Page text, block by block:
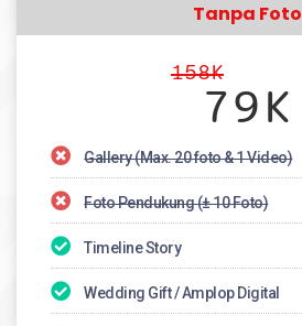
Tanpa Foto
158K
79K
Gallery (Max. 20 foto & 1 Video)
Foto Pendukung (± 10 Foto)
Timeline Story
Wedding Gift / Amplop Digital​